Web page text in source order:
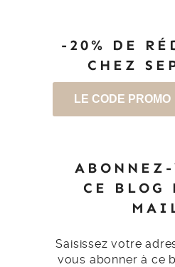
-20% DE
CHEZ
LE CODE PROMO
CE BLOG
Saisissez votre
vous abonner à ce